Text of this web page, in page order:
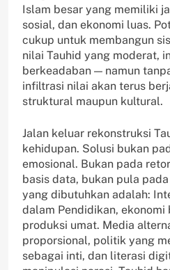
Islam besar yang memiliki
sosial, dan ekonomi luas.
cukup untuk membangun
nilai Tauhid yang moderat,
berkeadaban — namun
infiltrasi nilai akan terus
struktural maupun kultural.
Jalan keluar rekonstruksi
kehidupan. Solusi bukan
emosional. Bukan pada
basis data, bukan pula
yang dibutuhkan adalah:
dalam Pendidikan,
produksi umat. Media
proporsional, politik yang
sebagai inti, dan literasi